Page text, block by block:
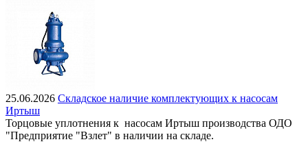
25.06.2026 Складское наличие комплектующих к насосам
Иртыш
Торцовые уплотнения к насосам Иртыш производства ОДО
"Предприятие "Взлет" в наличии на складе.